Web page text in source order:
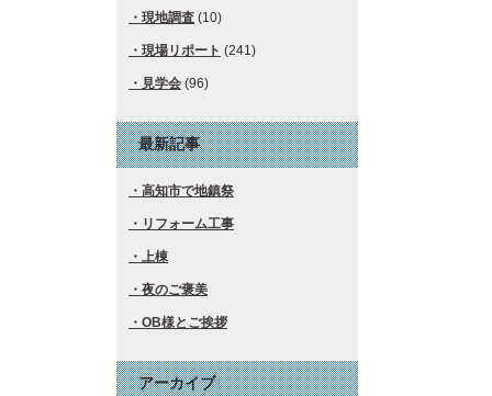
現地調査 (10)
現場リポート (241)
見学会 (96)
最新記事
高知市で地鎮祭
リフォーム工事
上棟
夜のご褒美
OB様とご挨拶
アーカイブ